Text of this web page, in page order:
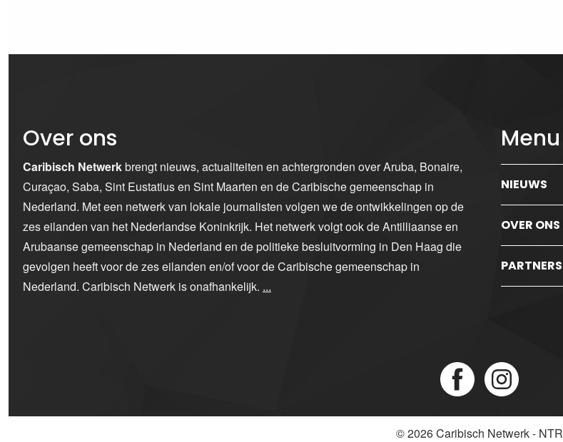
Over ons
Caribisch Netwerkbrengt nieuws, actualiteiten en achtergronden over Aruba, Bonaire,
Curaçao, Saba, Sint Eustatius en Sint Maarten en de Caribische gemeenschap in
Nederland. Met een netwerk van lokale journalisten volgen we de ontwikkelingen op de
zes eilanden van het Nederlandse Koninkrijk. Het netwerk volgt ook de Antilliaanse en
Arubaanse gemeenschap in Nederland en de politieke besluitvorming in Den Haag die
gevolgen heeft voor de zes eilanden en/of voor de Caribische gemeenschap in
Nederland. Caribisch Netwerk is onafhankelijk. ...
Menu
NIEUWS
OVER ONS
PARTNERS
© 2026Caribisch Netwerk - NTR